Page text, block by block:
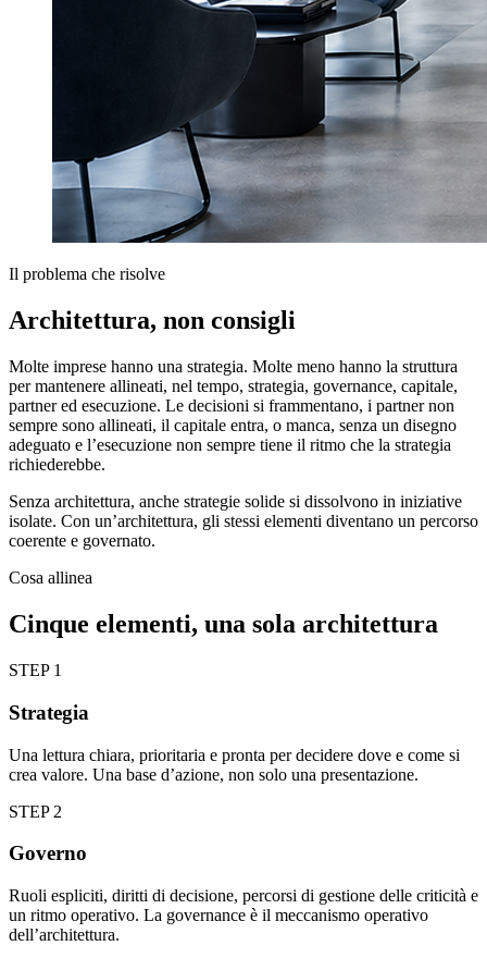
Il problema che risolve
Architettura, non consigli
Molte imprese hanno una strategia. Molte meno hanno la struttura
per mantenere allineati, nel tempo, strategia, governance, capitale,
partner ed esecuzione. Le decisioni si frammentano, i partner non
sempre sono allineati, il capitale entra, o manca, senza un disegno
adeguato e l’esecuzione non sempre tiene il ritmo che la strategia
richiederebbe.
Senza architettura, anche strategie solide si dissolvono in iniziative
isolate. Con un’architettura, gli stessi elementi diventano un percorso
coerente e governato.
Cosa allinea
Cinque elementi, una sola architettura
STEP 1
Strategia
Una lettura chiara, prioritaria e pronta per decidere dove e come si
crea valore. Una base d’azione, non solo una presentazione.
STEP 2
Governo
Ruoli espliciti, diritti di decisione, percorsi di gestione delle criticità e
un ritmo operativo. La governance è il meccanismo operativo
dell’architettura.